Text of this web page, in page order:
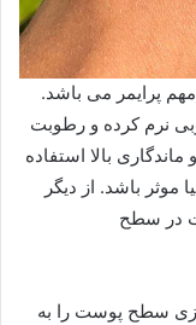
پرایمر می باشد.
نرم کرده و رطوبت
بالا استفاده
موثر باشد. از دیگر
در سطح
سطح پوست را به